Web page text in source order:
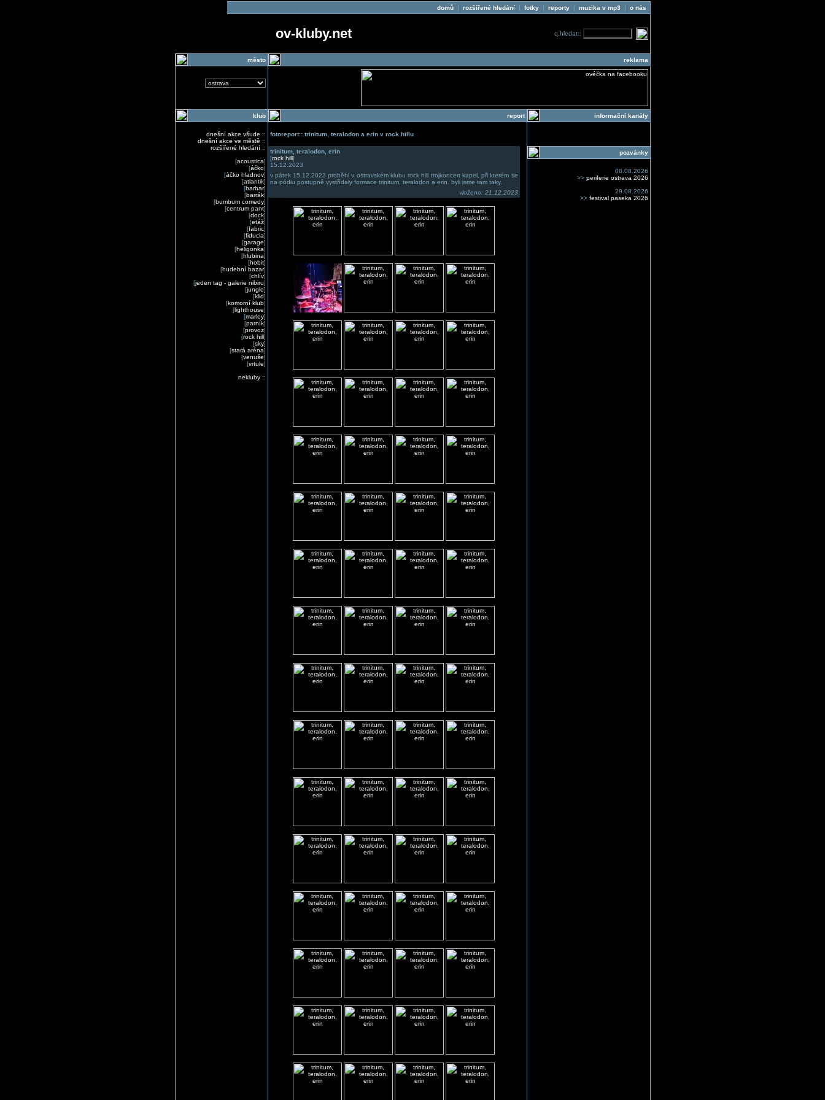
domů| rozšířené hledání| fotky| reporty| muzika v mp3 | o nás
ov-kluby.net q.hledat::
město reklama
klub
dnešní akce všude ::
dnešní akce ve městě ::
rozšířené hledání::
[acoustica]
[áčko]
[áčko hladnov]
[atlantik]
[barbar]
[barrák]
[bumbum comedy]
[centrum pant]
[dock]
[etáž]
[fabric]
[fiducia]
[garage]
[heligonka]
[hlubina]
[hobit]
[hudební bazar]
[chlív]
[jeden tag - galerie nibiru]
[jungle]
[klid]
[komorní klub]
[lighthouse]
[marley]
[parník]
[provoz]
[rock hill]
[sky]
[stará aréna]
[venuše]
[vrtule]
nekluby::
report
fotoreport:: trinitum, teralodon a erin v rock hillu
trinitum, teralodon, erin
[rock hill]
15.12.2023
v pátek 15.12.2023 proběhl v ostravském klubu rock hill trojkoncert kapel, při kterém se
na pódiu postupně vystřídaly formace trinitum, teralodon a erin. byli jsme tam taky.
vloženo: 21.12.2023
informační kanály
pozvánky
08.08.2026
>> periferie ostrava 2026
29.08.2026
>> festival paseka 2026